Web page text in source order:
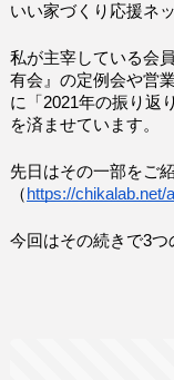
いい家づくり応援ネ
私が主宰している会
有会』の定例会や営
に「2021年の振り返
を済ませています。
先日はその一部をご
（ https://chikalab.net/
今回はその続きで3つ